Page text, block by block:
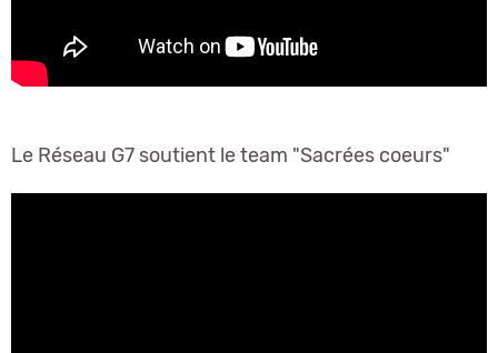
Le Réseau G7 soutient le team "Sacrées coeurs"